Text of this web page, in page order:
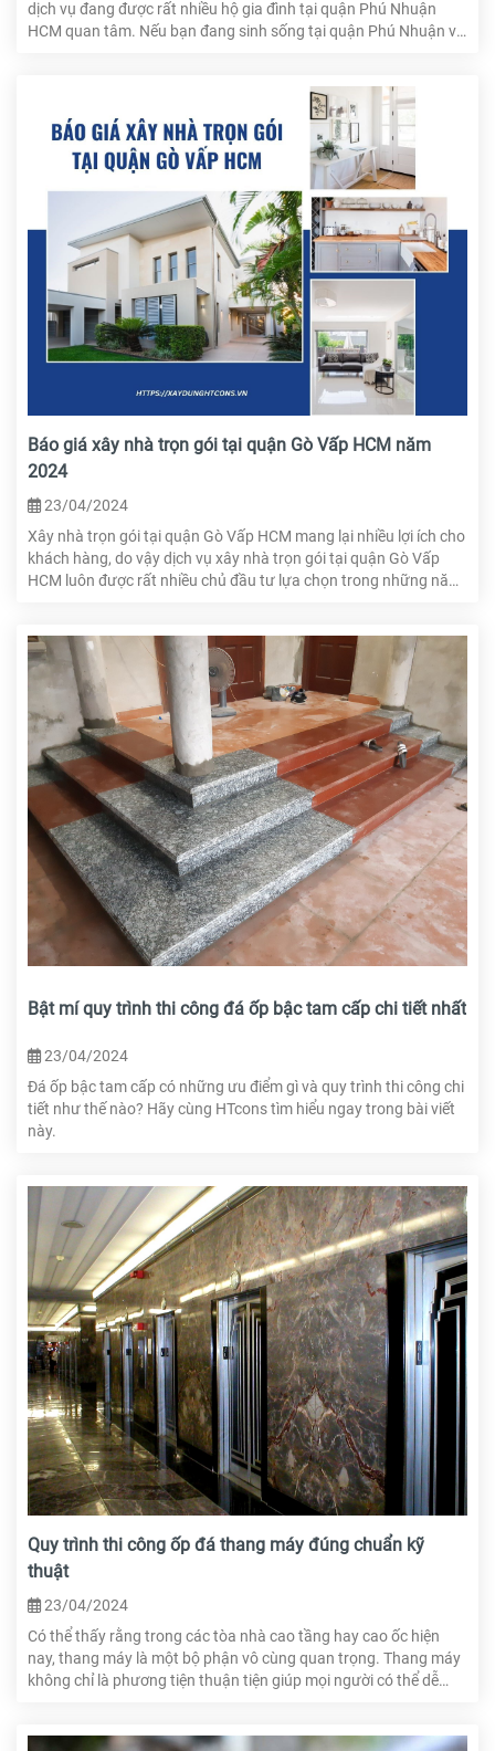
dịch vụ đang được rất nhiều hộ gia đình tại quận Phú Nhuận
HCM quan tâm. Nếu bạn đang sinh sống tại quận Phú Nhuận và
Báo giá xây nhà trọn gói tại quận Gò Vấp HCM năm
2024
23/04/2024
Xây nhà trọn gói tại quận Gò Vấp HCM mang lại nhiều lợi ích cho
khách hàng, do vậy dịch vụ xây nhà trọn gói tại quận Gò Vấp
HCM luôn được rất nhiều chủ đầu tư lựa chọn trong những năm
xây dựng nhà đẹp tại quận Gò Vấp HCM những thông tin cũng
như báo giá xây nhà trọn gói tại quận Gò Vấp HCM.
Bật mí quy trình thi công đá ốp bậc tam cấp chi tiết nhất
23/04/2024
Đá ốp bậc tam cấp có những ưu điểm gì và quy trình thi công chi
tiết như thế nào? Hãy cùng HTcons tìm hiểu ngay trong bài viết
này.
Quy trình thi công ốp đá thang máy đúng chuẩn kỹ
thuật
23/04/2024
Có thể thấy rằng trong các tòa nhà cao tầng hay cao ốc hiện
nay, thang máy là một bộ phận vô cùng quan trọng. Thang máy
không chỉ là phương tiện thuận tiện giúp mọi người có thể dễ
được đẹp thì việc trang trí nội thất cần hết sức được chú trọng.